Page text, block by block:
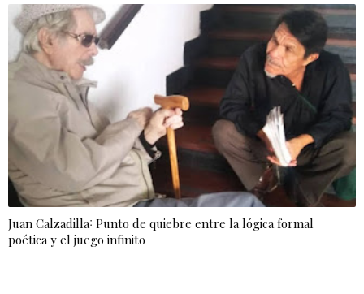
Juan Calzadilla˸ Punto de quiebre entre la lógica formal
poética y el juego infinito